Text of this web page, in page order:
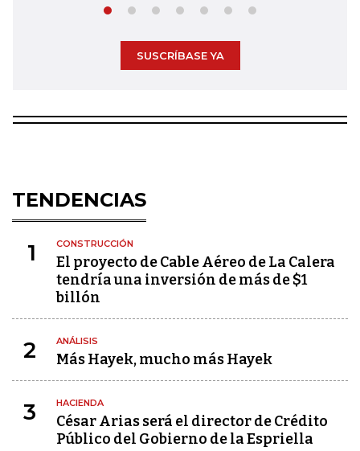
SUSCRÍBASE YA
TENDENCIAS
1 CONSTRUCCIÓN
El proyecto de Cable Aéreo de La Calera
tendría una inversión de más de $1
billón
2 ANÁLISIS
Más Hayek, mucho más Hayek
3 HACIENDA
César Arias será el director de Crédito
Público del Gobierno de la Espriella